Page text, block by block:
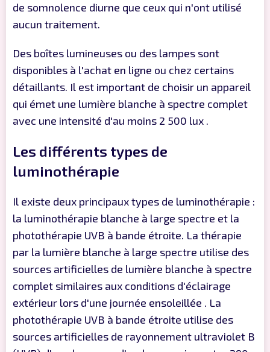
de somnolence diurne que ceux qui n'ont utilisé
aucun traitement.
Des boîtes lumineuses ou des lampes sont
disponibles à l'achat en ligne ou chez certains
détaillants. Il est important de choisir un appareil
qui émet une lumière blanche à spectre complet
avec une intensité d'au moins 2 500 lux .
Les différents types de
luminothérapie
Il existe deux principaux types de luminothérapie :
la luminothérapie blanche à large spectre et la
photothérapie UVB à bande étroite. La thérapie
par la lumière blanche à large spectre utilise des
sources artificielles de lumière blanche à spectre
complet similaires aux conditions d'éclairage
extérieur lors d'une journée ensoleillée . La
photothérapie UVB à bande étroite utilise des
sources artificielles de rayonnement ultraviolet B